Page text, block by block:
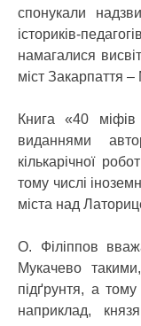
спонукали
істориків-
намагалися
міст Закарпаття
Книга «40
виданнями
кількарічної
тому числі
міста над
О. Філіппов
Мукачево
підґрунтя, а
наприклад,